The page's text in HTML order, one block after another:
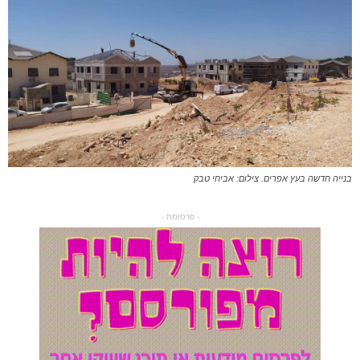
בנייה חדשה בעץ אפרים. צילום: אביחי טבק
- פרסומת -